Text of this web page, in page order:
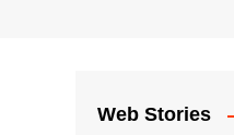
Web Stories